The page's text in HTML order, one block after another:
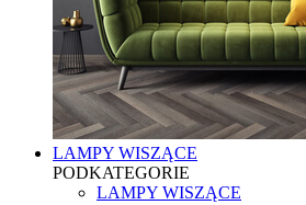
LAMPY WISZĄCE
PODKATEGORIE
LAMPY WISZĄCE